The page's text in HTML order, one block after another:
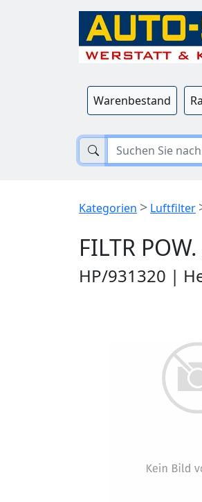
Warenbestand
Kategorien > Luftfilter
FILTR
HP/931320 |